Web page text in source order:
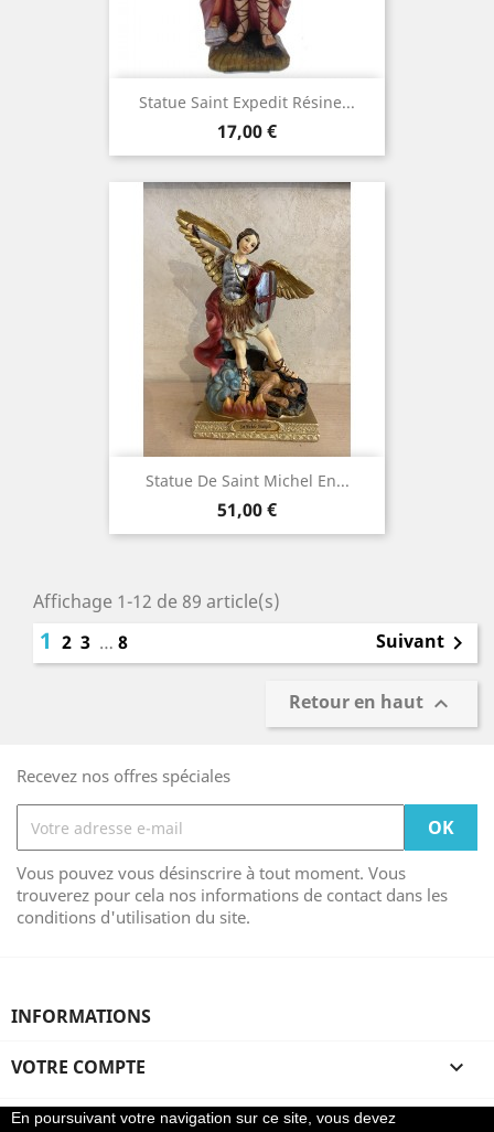
Statue Saint Expedit Résine...
Prix
17,00 €
Statue De Saint Michel En...
Prix
51,00 €
Affichage 1-12 de 89 article(s)
1 2 3 … 8 Suivant 
Retour en haut 
Recevez nos offres spéciales
Vous pouvez vous désinscrire à tout moment. Vous
trouverez pour cela nos informations de contact dans les
conditions d'utilisation du site.
En poursuivant votre navigation sur ce site, vous devez
INFORMATIONS
VOTRE COMPTE 